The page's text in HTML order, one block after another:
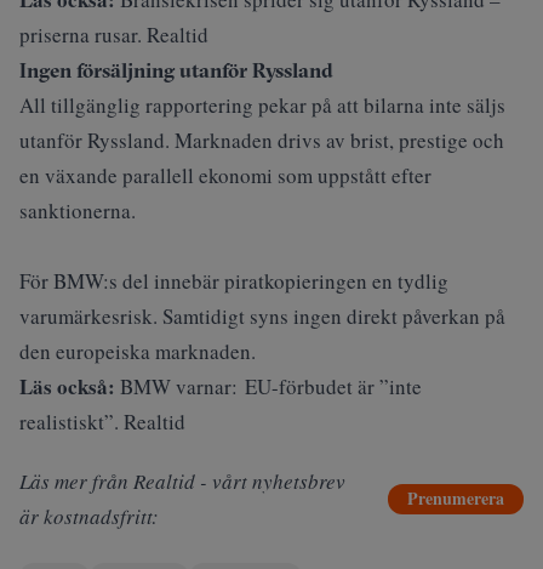
priserna rusar. Realtid
Ingen försäljning utanför Ryssland
All tillgänglig rapportering pekar på att bilarna inte säljs
utanför Ryssland. Marknaden drivs av brist, prestige och
en växande parallell ekonomi som uppstått efter
sanktionerna.
För BMW:s del innebär piratkopieringen en tydlig
varumärkesrisk. Samtidigt syns ingen direkt påverkan på
den europeiska marknaden.
Läs också: BMW varnar: EU-förbudet är ”inte
realistiskt”. Realtid
Läs mer från Realtid - vårt nyhetsbrev
är kostnadsfritt:
Prenumerera